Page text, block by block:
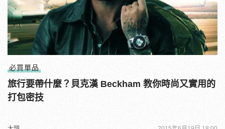
必買單品
旅行要帶什麼？貝克漢 Beckham 教你時尚又實用的
打包密技